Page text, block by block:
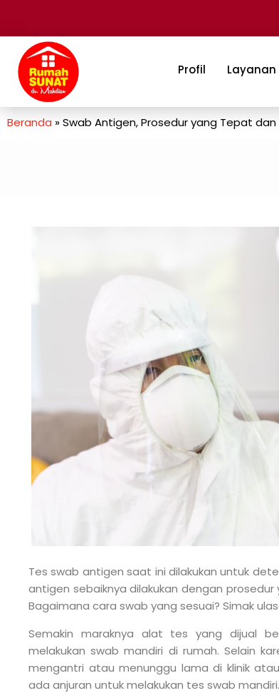
Profil Layanan
Beranda »Swab Antigen, Prosedur yang Tepat
Tes swab antigen saat ini dilakukan untuk
antigen sebaiknya dilakukan dengan
Bagaimana cara swab yang sesuai? Simak
Semakin maraknya alat tes yang dijual
melakukan swab mandiri di rumah. Selain
mengantri atau menunggu lama di klinik
ada anjuran untuk melakukan tes swab mandiri.